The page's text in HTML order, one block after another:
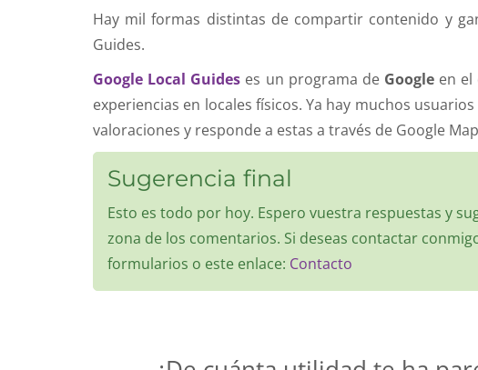
Hay mil formas distintas de compartir contenido y
Guides.
Google Local Guides es un programa de Googleen el
experiencias en locales físicos. Ya hay muchos
valoraciones y responde a estas a través de Google
Sugerencia final
Esto es todo por hoy. Espero vuestra respuestas y
zona de los comentarios. Si deseas contactar
formularios o este enlace: Contacto